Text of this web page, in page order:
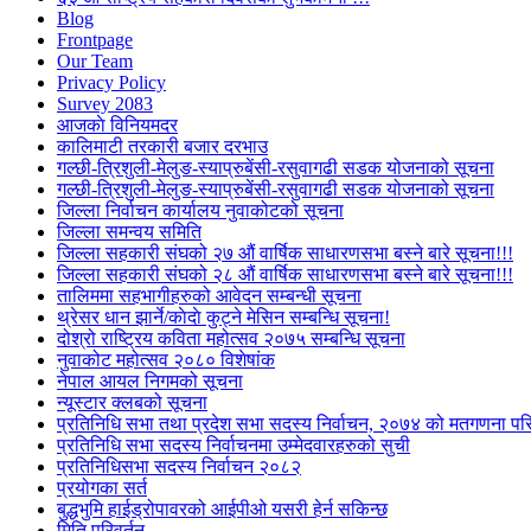
Blog
Frontpage
Our Team
Privacy Policy
Survey 2083
आजकाे विनियमदर
कालिमाटी तरकारी बजार दरभाउ
गल्छी-त्रिशुली-मेलुङ-स्याप्रुबेंसी-रसुवागढी सडक योजनाको सूचना
गल्छी-त्रिशुली-मेलुङ-स्याप्रुबेंसी-रसुवागढी सडक योजनाको सूचना
जिल्ला निर्वाचन कार्यालय नुवाकोटको सूचना
जिल्ला समन्वय समिति
जिल्ला सहकारी संघको २७ औं वार्षिक साधारणसभा बस्ने बारे सूचना!!!
जिल्ला सहकारी संघको २८ औं वार्षिक साधारणसभा बस्ने बारे सूचना!!!
तालिममा सहभागीहरुको आवेदन सम्बन्धी सूचना
थ्रेसर धान झार्ने/काेदाे कुट्ने मेसिन सम्बन्धि सूचना!
दोश्रो राष्ट्रिय कविता महोत्सव २०७५ सम्बन्धि सूचना
नुवाकोट महोत्सव २०८० विशेषांक
नेपाल आयल निगमको सूचना
न्यूस्टार क्लबको सूचना
प्रतिनिधि सभा तथा प्रदेश सभा सदस्य निर्वाचन, २०७४ को मतगणना
प्रतिनिधि सभा सदस्य निर्वाचनमा उम्मेदवारहरुको सुची
प्रतिनिधिसभा सदस्य निर्वाचन २०८२
प्रयोगका सर्त
बुद्धभुमि हाईड्रोपावरको आईपीओ यसरी हेर्न सकिन्छ